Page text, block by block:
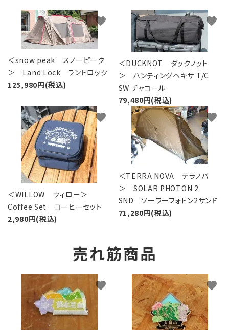
＜snow peak スノーピーク
＞ Land Lock ランドロック
125,980円(税込)
favorite
＜DUCKNOT ダックノット
＞ ハンティングヘキサ T/C
SW チャコール
79,480円(税込)
favorite
＜WILLOW ウィロー＞
Coffee Set コーヒーセット
2,980円(税込)
favorite
＜TERRA NOVA テラノバ
＞ SOLAR PHOTON 2
SND ソーラーフォトン2サンド
71,280円(税込)
favorite
売れ筋商品
favorite favorite